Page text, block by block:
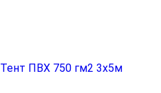
Тент ПВХ 750 гм2 3x5м